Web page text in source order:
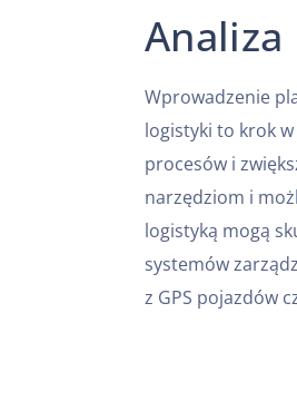
Analiza
Wprowadzenie
logistyki to krok
procesów i
narzędziom i
logistyką mogą
systemów
z GPS pojazdów